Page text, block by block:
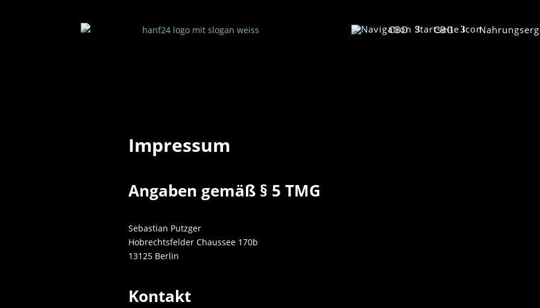
CBD CBG
Impressum
Angaben gemäß § 5 TMG
Sebastian Putzger
Hobrechtsfelder Chaussee 170b
13125 Berlin
Kontakt